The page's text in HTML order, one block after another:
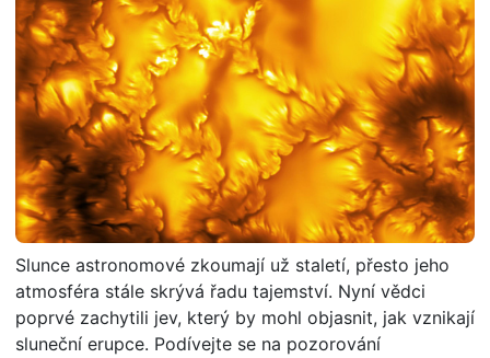
Slunce astronomové zkoumají už staletí, přesto jeho
atmosféra stále skrývá řadu tajemství. Nyní vědci
poprvé zachytili jev, který by mohl objasnit, jak vznikají
sluneční erupce. Podívejte se na pozorování